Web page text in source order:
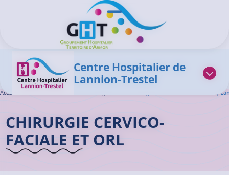
Ouvrir/Fermer le menu
Centre Hospitalier de
Lannion-Trestel
Accueil GHT Chirurgie Cervico-Faciale et ORL |
CHIRURGIE CERVICO-
FACIALE ET ORL
Panneau de gestion des cookies